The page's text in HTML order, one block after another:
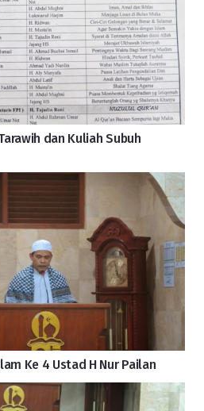
dan Kuliah Subuh
Ke 4 Ustad H Nur Pailan